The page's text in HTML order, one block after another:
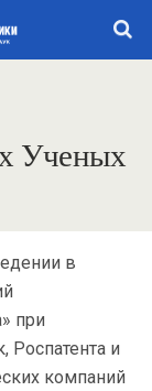
Ученых
в
при
Роспатента и
компаний